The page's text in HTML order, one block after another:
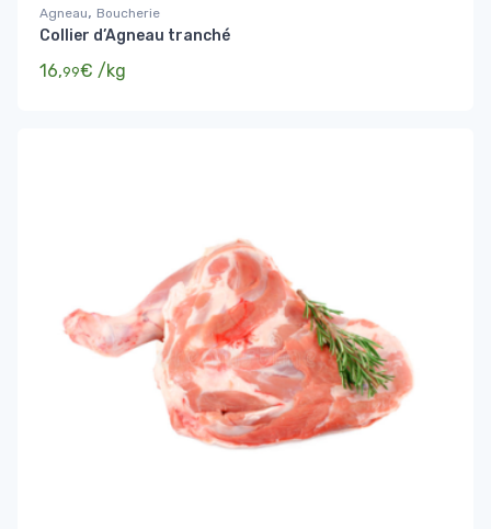
Agneau, Boucherie
Collier d’Agneau tranché
16,99€ /kg